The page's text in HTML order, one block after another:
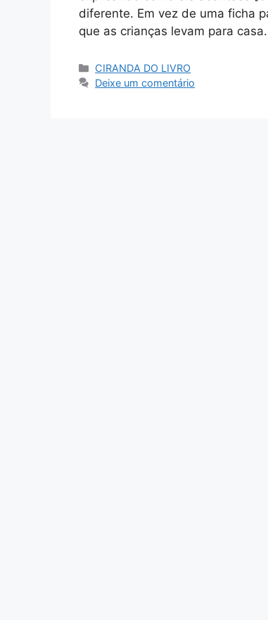
diferente. Em vez de uma ficha
que as crianças levam para
CIRANDA DO LIVRO
Deixe um comentário